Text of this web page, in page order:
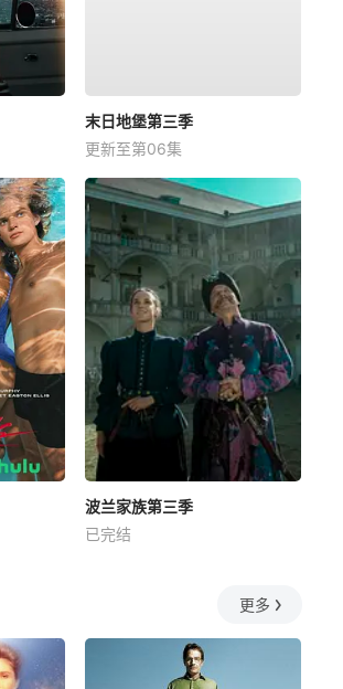
末日地堡第三季
更新至第06集
波兰家族第三季
已完结
更多